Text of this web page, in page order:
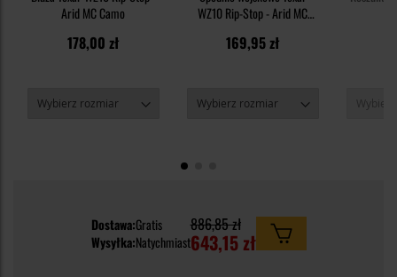
Arid MC Camo
178,00 zł
WZ10 Rip-Stop - Arid MC
169,95 zł
Dostawa:Gratis
Wysyłka:Natychmiast
886,85 zł
643,15 zł